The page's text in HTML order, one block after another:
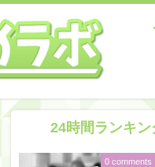
24時間ランキン
0 comments